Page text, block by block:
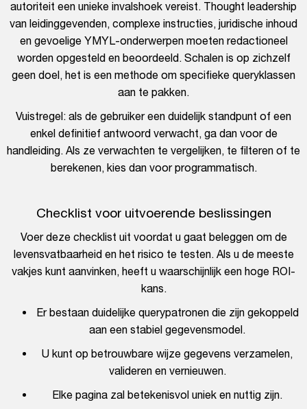
autoriteit een unieke invalshoek vereist. Thought leadership
van leidinggevenden, complexe instructies, juridische inhoud
en gevoelige YMYL-onderwerpen moeten redactioneel
worden opgesteld en beoordeeld. Schalen is op zichzelf
geen doel, het is een methode om specifieke queryklassen
aan te pakken.
Vuistregel: als de gebruiker een duidelijk standpunt of een
enkel definitief antwoord verwacht, ga dan voor de
handleiding. Als ze verwachten te vergelijken, te filteren of te
berekenen, kies dan voor programmatisch.
Checklist voor uitvoerende beslissingen
Voer deze checklist uit voordat u gaat beleggen om de
levensvatbaarheid en het risico te testen. Als u de meeste
vakjes kunt aanvinken, heeft u waarschijnlijk een hoge ROI-
kans.
Er bestaan duidelijke querypatronen die zijn gekoppeld
aan een stabiel gegevensmodel.
U kunt op betrouwbare wijze gegevens verzamelen,
valideren en vernieuwen.
Elke pagina zal betekenisvol uniek en nuttig zijn.